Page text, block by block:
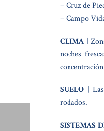
– Cruz de
– Campo
CLIMA|
noches
SUELO |
rodados.
SISTEMAS